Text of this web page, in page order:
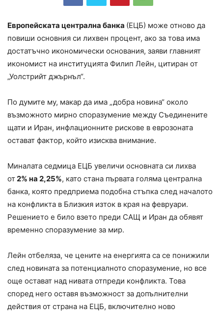
Европейската централна банка (ЕЦБ) може отново да
повиши основния си лихвен процент, ако за това има
достатъчно икономически основания, заяви главният
икономист на институцията Филип Лейн, цитиран от
„Уолстрийт джърнъл“.
По думите му, макар да има „добра новина“ около
възможното мирно споразумение между Съединените
щати и Иран, инфлационните рискове в еврозоната
остават фактор, който изисква внимание.
Миналата седмица ЕЦБ увеличи основната си лихва
от2% на 2,25%, като стана първата голяма централна
банка, която предприема подобна стъпка след началото
на конфликта в Близкия изток в края на февруари.
Решението е било взето преди САЩ и Иран да обявят
временно споразумение за мир.
Лейн отбеляза, че цените на енергията са се понижили
след новината за потенциалното споразумение, но все
още остават над нивата отпреди конфликта. Това
според него оставя възможност за допълнителни
действия от страна на ЕЦБ, включително ново